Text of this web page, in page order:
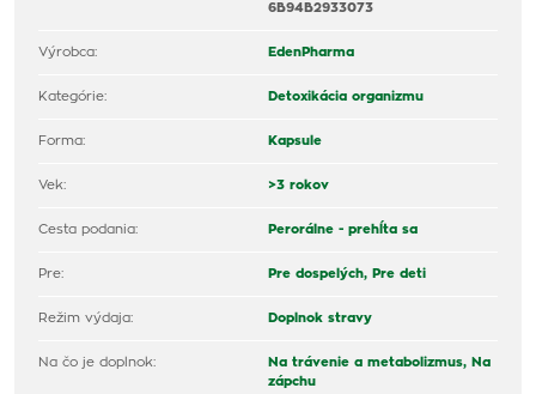
6B94B2933073
Výrobca: EdenPharma
Kategórie: Detoxikácia organizmu
Forma: Kapsule
Vek: >3 rokov
Cesta podania: Perorálne - prehĺta sa
Pre: Pre dospelých, Pre deti
Režim výdaja: Doplnok stravy
Na čo je doplnok: Na trávenie a metabolizmus, Na
zápchu